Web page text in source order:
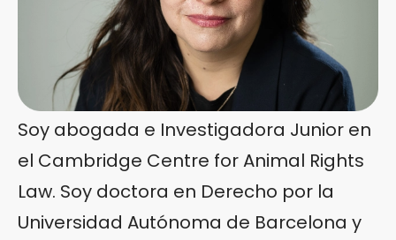
Soy abogada e Investigadora Junior en
el Cambridge Centre for Animal Rights
Law. Soy doctora en Derecho por la
Universidad Autónoma de Barcelona y